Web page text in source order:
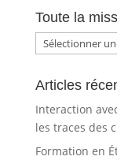
Toute la
Toute
la
mission
Articles
Interaction
les traces des
Formation en